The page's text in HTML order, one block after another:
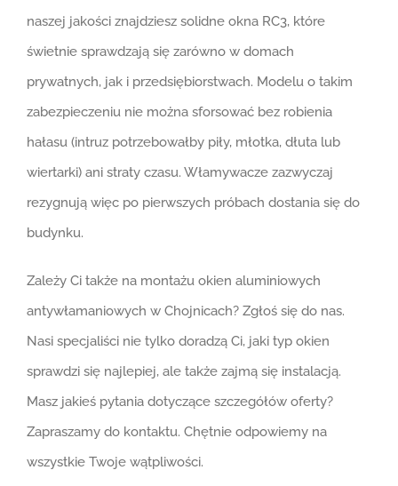
naszej jakości znajdziesz solidne okna RC3, które
świetnie sprawdzają się zarówno w domach
prywatnych, jak i przedsiębiorstwach. Modelu o takim
zabezpieczeniu nie można sforsować bez robienia
hałasu (intruz potrzebowałby piły, młotka, dłuta lub
wiertarki) ani straty czasu. Włamywacze zazwyczaj
rezygnują więc po pierwszych próbach dostania się do
budynku.
Zależy Ci także na montażu okien aluminiowych
antywłamaniowych w Chojnicach? Zgłoś się do nas.
Nasi specjaliści nie tylko doradzą Ci, jaki typ okien
sprawdzi się najlepiej, ale także zajmą się instalacją.
Masz jakieś pytania dotyczące szczegółów oferty?
Zapraszamy do kontaktu. Chętnie odpowiemy na
wszystkie Twoje wątpliwości.